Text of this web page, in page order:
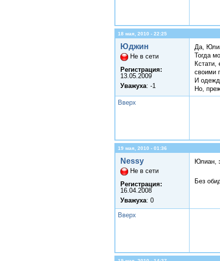
18 мая, 2010 - 22:25
Юджин
Не в сети
Регистрация:
13.05.2009
Уважуха: -1
Да,
Тогда
Кстати,
своими
И
Но,
Вверх
19 мая, 2010 - 01:36
Nessy
Не в сети
Регистрация:
16.04.2008
Уважуха: 0
Юлиан,
Без
Вверх